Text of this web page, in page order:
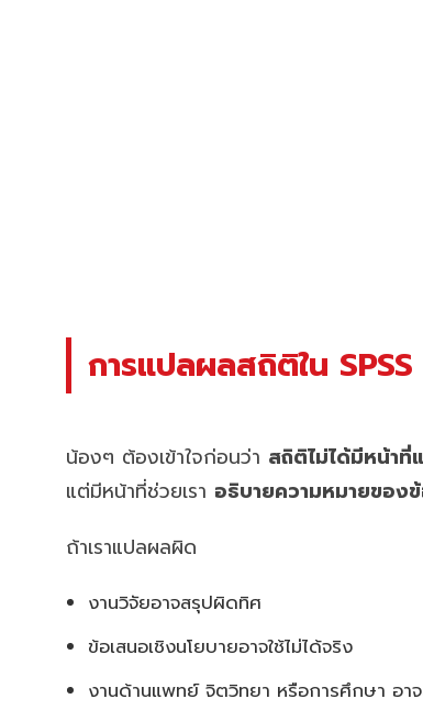
การแปลผลสถิติใน
น้องๆ ต้องเข้าใจก่อนว่า สถิติไม่ได้มีหน้าที่
แต่มีหน้าที่ช่วยเรา อธิบายความหมายของ
ถ้าเราแปลผลผิด
งานวิจัยอาจสรุปผิดทิศ
ข้อเสนอเชิงนโยบายอาจใช้ไม่ได้จริง
งานด้านแพทย์ จิตวิทยา หรือการศึกษา อา